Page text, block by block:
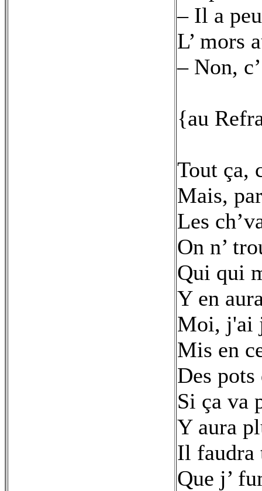
– Il a
L’ mors
– Non,
{au
Tout ça,
Mais,
Les
On n’
Qui qui
Y en
Moi, j'ai
Mis en
Des
Si ça va
Y aura
Il faudra
Que j’